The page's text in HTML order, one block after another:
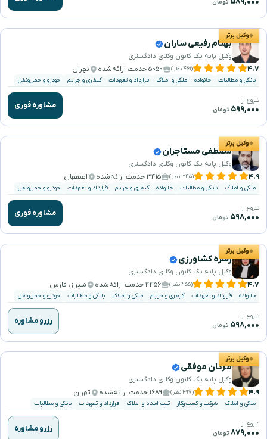
تومان
وکیل برتر
بهنام رفیعی ساران
وکیل پایه یک کانون وکلای دادگستری
۴.۷ (۴۶۱ نظر) ۵۰۵۰ خدمت ارائه‌شده تهران
بانکی و مطالبات خانواده ملکی و املاک قرارداد و تعهدات کیفری و جرایم خودرو و حمل‌ونقل
شروع از
۵۹۹,۰۰۰ تومان مشاوره فوری
وکیل برتر
مصطفی مستاجران
وکیل پایه یک کانون وکلای دادگستری
۴.۹ (۳۴۵ نظر) ۳۴۱۵ خدمت ارائه‌شده اصفهان
ملکی و املاک بانکی و مطالبات خانواده کیفری و جرایم قرارداد و تعهدات خودرو و حمل‌ونقل
شروع از
۵۹۸,۰۰۰ تومان مشاوره فوری
وکیل برتر
زهره کشاورزی
وکیل پایه یک کانون وکلای دادگستری
۴.۷ (۴۵۵ نظر) ۴۴۵۶ خدمت ارائه‌شده شیراز، فارس
خانواده قرارداد و تعهدات کیفری و جرایم ملکی و املاک بانکی و مطالبات خودرو و حمل‌ونقل
شروع از
۵۹۸,۰۰۰ تومان رزرو مشاوره
وکیل برتر
مژگان موفقی
وکیل پایه یک کانون وکلای دادگستری
۴.۹ (۴۹۷ نظر) ۱۶۸۹ خدمت ارائه‌شده تهران
ملکی و املاک شرکت و کسب‌وکار ثبت اسناد و املاک قرارداد و تعهدات بانکی و مطالبات
شروع از
۸۷۹,۰۰۰ تومان رزرو مشاوره